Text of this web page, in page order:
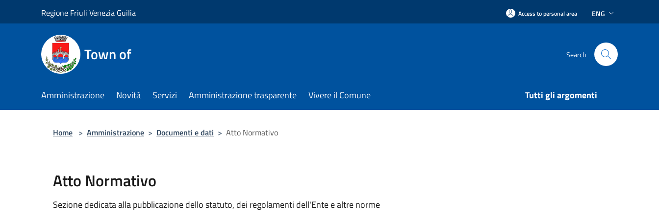
Regione Friuli Venezia Guilia Access to personal area ENG
Town of Search
Amministrazione Novità Servizi Amministrazione trasparente Vivere il Comune Tutti gli argomenti
Home > Amministrazione > Documenti e dati > Atto Normativo
Atto Normativo
Sezione dedicata alla pubblicazione dello statuto, dei regolamenti dell'Ente e altre norme